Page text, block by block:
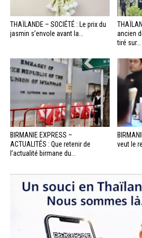
THAÏLANDE – SOCIÉTÉ : Le prix du
jasmin s’envole avant la...
ancien
tiré sur...
BIRMANIE EXPRESS –
ACTUALITÉS : Que retenir de
l’actualité birmane du...
veut le